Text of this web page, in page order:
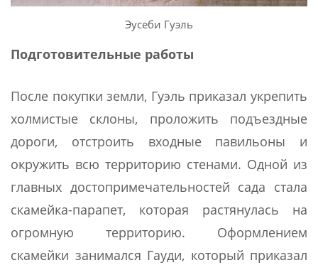
Эусеби Гуэль
Подготовительные работы
После покупки земли, Гуэль приказал укрепить
холмистые склоны, проложить подъездные
дороги, отстроить входные павильоны и
окружить всю территорию стенами. Одной из
главных достопримечательностей сада стала
скамейка-парапет, которая растянулась на
огромную территорию. Оформлением
скамейки занимался Гауди, который приказал